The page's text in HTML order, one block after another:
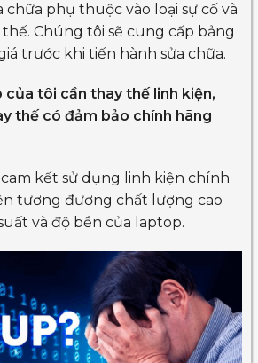
chữa phụ thuộc vào loại sự cố và
Chúng tôi sẽ cung cấp bảng
trước khi tiến hành sửa chữa.
của tôi cần thay thế linh kiện,
thế có đảm bảo chính hãng
kết sử dụng linh kiện chính
tương đương chất lượng cao
và độ bền của laptop.